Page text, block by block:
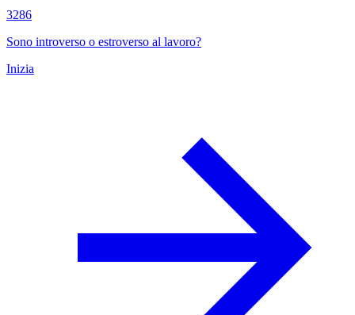
3286
Sono introverso o estroverso al lavoro?
Inizia